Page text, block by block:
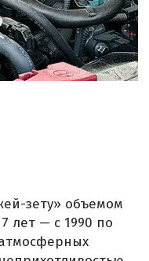
зету» объемом
лет — с 1990 по